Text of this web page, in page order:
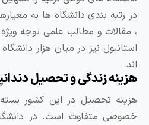
بندی دانشگاه ها به معیارهایی
و مطالب علمی توجه ویژه می گردد
نیز در میان هزار دانشگاه برتر
زندگی و تحصیل دندانپزشکی
تحصیل در این کشور بسته به نوع
متفاوت است. در دانشگاه های